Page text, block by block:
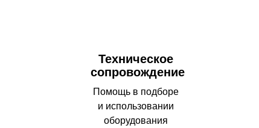
Техническое
сопровождение
Помощь в подборе
и использовании
оборудования